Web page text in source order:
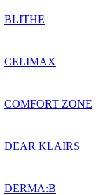
BLITHE
CELIMAX
COMFORT ZONE
DEAR KLAIRS
DERMA:B